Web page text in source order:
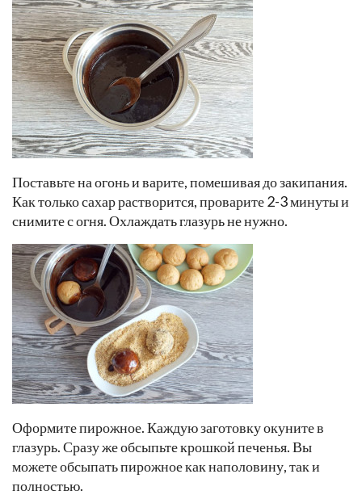
Поставьте на огонь и варите, помешивая до закипания.
Как только сахар растворится, проварите 2-3 минуты и
снимите с огня. Охлаждать глазурь не нужно.
Оформите пирожное. Каждую заготовку окуните в
глазурь. Сразу же обсыпьте крошкой печенья. Вы
можете обсыпать пирожное как наполовину, так и
полностью.